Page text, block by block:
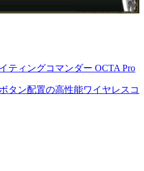
ティングコマンダー OCTA Pro
タン配置の高性能ワイヤレスコ